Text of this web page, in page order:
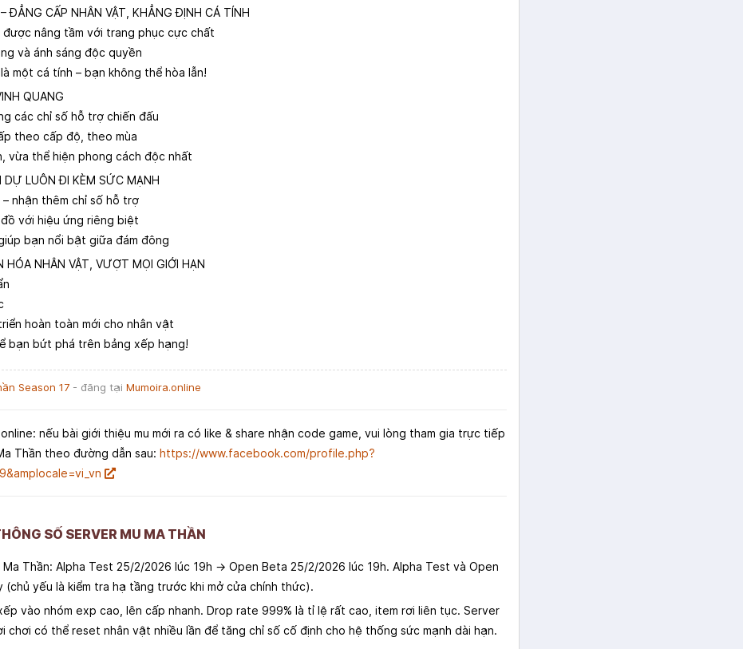
ĐẲNG CẤP NHÂN VẬT, KHẲNG ĐỊNH CÁ TÍNH
được nâng tầm với trang phục cực chất
và ánh sáng độc quyền
một cá tính – bạn không thể hòa lẫn!
QUANG
các chỉ số hỗ trợ chiến đấu
theo cấp độ, theo mùa
vừa thể hiện phong cách độc nhất
DỰ LUÔN ĐI KÈM SỨC MẠNH
– nhận thêm chỉ số hỗ trợ
với hiệu ứng riêng biệt
bạn nổi bật giữa đám đông
HÓA NHÂN VẬT, VƯỢT MỌI GIỚI HẠN
hoàn toàn mới cho nhân vật
bạn bứt phá trên bảng xếp hạng!
Season 17 - đăng tại Mumoira.online
nếu bài giới thiệu mu mới ra có like & share nhận code game, vui lòng tham gia trực tiếp
Thần theo đường dẫn sau: https://www.facebook.com/profile.php?
SỐ SERVER MU MA THẦN
Ma Thần: Alpha Test 25/2/2026 lúc 19h → Open Beta 25/2/2026 lúc 19h. Alpha Test và Open
yếu là kiểm tra hạ tầng trước khi mở cửa chính thức).
vào nhóm exp cao, lên cấp nhanh. Drop rate 999% là tỉ lệ rất cao, item rơi liên tục. Server
chơi có thể reset nhân vật nhiều lần để tăng chỉ số cố định cho hệ thống sức mạnh dài hạn.